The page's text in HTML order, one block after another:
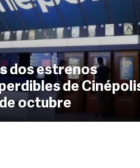
dos estrenos
de
de octubre